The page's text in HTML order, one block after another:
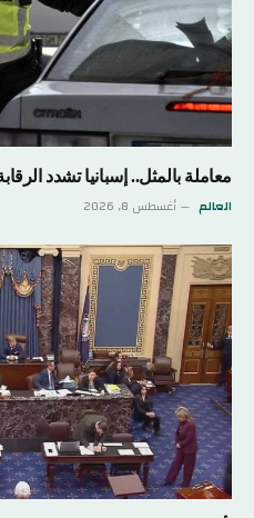
معاملة بالمثل.. إسبانيا تشدد
العالم أغسطس 8, 2026